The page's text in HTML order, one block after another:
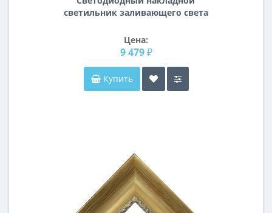
светильник заливающего света
Цена:
9 479 ₽
Купить